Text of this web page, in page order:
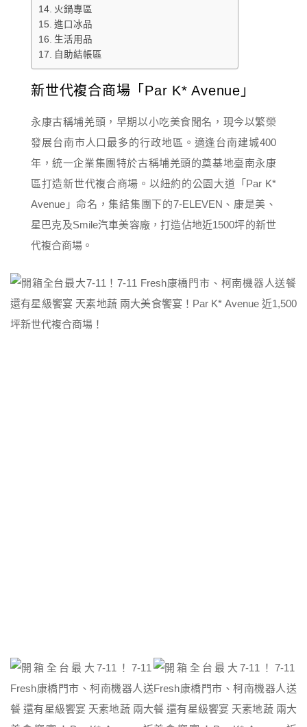
火鍋專區
進口冰品
生活用品
自助結帳區
新世代複合商場「Par K* Avenue」
永康古稱埔羌頭，早期以小吃美食聞名，現今以繁榮
發展台南市人口最多的行政地區。適逢台南建城400
年，統一企業集團特於古稱埔羌頭的奠基地臺南永康
區打造新世代複合商場。以紐約的公園大道「Par K*
Avenue」命名，集結集團下的7-ELEVEN、康是美、
星巴克及Smile汽車美容廠，打造佔地近1500坪的新世
代複合商場。